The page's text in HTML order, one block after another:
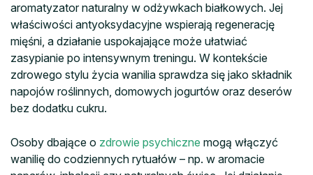
aromatyzator naturalny w odżywkach białkowych. Jej
właściwości antyoksydacyjne wspierają regenerację
mięśni, a działanie uspokajające może ułatwiać
zasypianie po intensywnym treningu. W kontekście
zdrowego stylu życia wanilia sprawdza się jako składnik
napojów roślinnych, domowych jogurtów oraz deserów
bez dodatku cukru.
Osoby dbające o zdrowie psychiczne mogą włączyć
wanilię do codziennych rytuałów – np. w aromacie